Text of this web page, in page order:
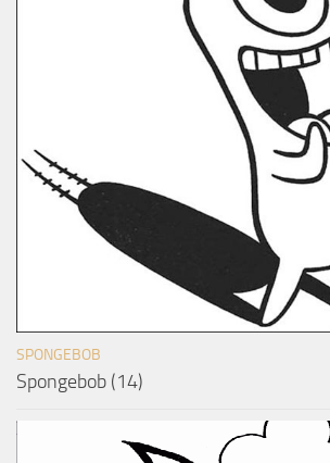
SPONGEBOB
Spongebob (14)